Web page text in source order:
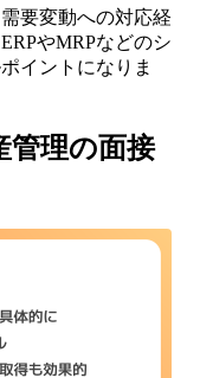
要変動への対応経
やMRPなどのシ
イントになりま
管理の面接